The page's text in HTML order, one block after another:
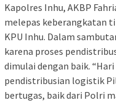
Kapolres Inhu, AKBP
melepas keberangkatan
KPU Inhu. Dalam
karena proses
dimulai dengan baik.
pendistribusian logistik
bertugas, baik dari Polri